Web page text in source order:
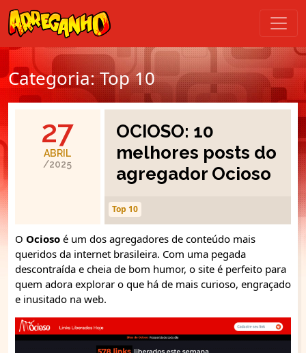
Categoria:Top 10
27
ABRIL
/2025
OCIOSO: 10
melhores posts do
agregador Ocioso
Top 10
O Ocioso é um dos agregadores de conteúdo mais
queridos da internet brasileira. Com uma pegada
descontraída e cheia de bom humor, o site é perfeito para
quem adora explorar o que há de mais curioso, engraçado
e inusitado na web.